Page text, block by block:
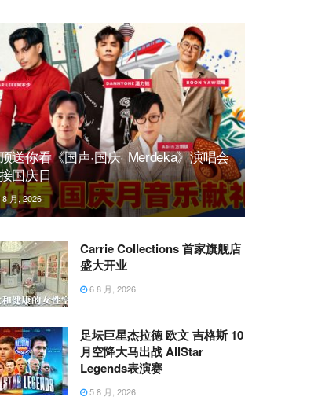
送你看《国声·国庆· Merdeka》演唱会
国庆日
月, 2026
Carrie Collections 首家旗舰店
盛大开业
6 8 月, 2026
足坛巨星杰拉德 欧文 吉格斯 10
月空降大马出战 AllStar
Legends表演赛
5 8 月, 2026